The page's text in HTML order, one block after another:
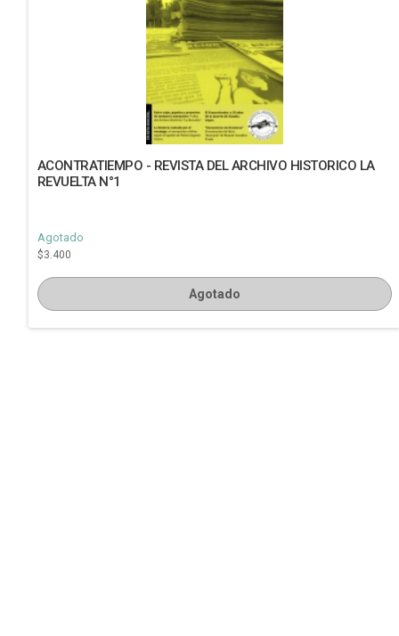
ACONTRATIEMPO - REVISTA DEL ARCHIVO HISTORICO LA
REVUELTA N°1
Agotado
$3.400
Agotado